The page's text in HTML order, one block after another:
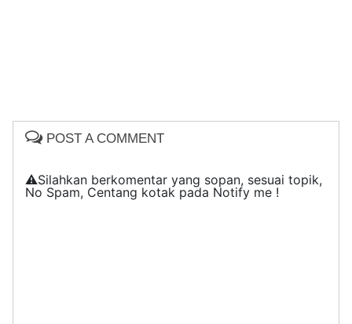
POST A COMMENT
⚠️Silahkan berkomentar yang sopan, sesuai topik,
No Spam, Centang kotak pada Notify me !